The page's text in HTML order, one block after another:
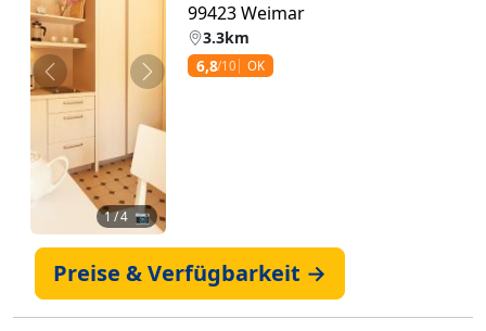
Zurück Weiter
1/ 4 📷
99423 Weimar
3.3km
6,8/10 OK
Preise & Verfügbarkeit →